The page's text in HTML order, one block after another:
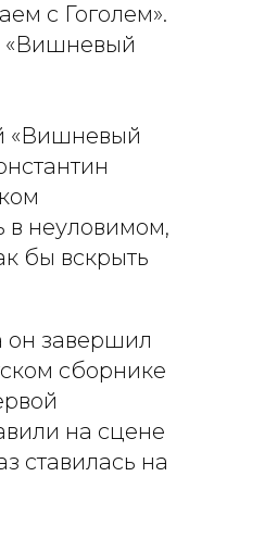
с Гоголем».
«Вишневый
«Вишневый
в неуловимом,
бы вскрыть
он завершил
сборнике
на сцене
ставилась на